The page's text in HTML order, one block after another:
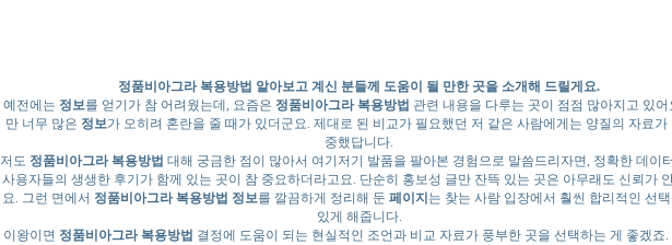
정품비아그라 복용방법 알아보고 계신 분들께 도움이 될 만한 곳을 소개해 드릴게요.
예전에는 정보를 얻기가 참 어려웠는데, 요즘은 정품비아그라 복용방법 관련 내용을 다루는 곳이 점점 많아지고 있어
만 너무 많은 정보가 오히려 혼란을 줄 때가 있더군요. 제대로 된 비교가 필요했던 저 같은 사람에게는 양질의 자료가
중했답니다.
저도 정품비아그라 복용방법 대해 궁금한 점이 많아서 여기저기 발품을 팔아본 경험으로 말씀드리자면, 정확한 데이
사용자들의 생생한 후기가 함께 있는 곳이 참 중요하더라고요. 단순히 홍보성 글만 잔뜩 있는 곳은 아무래도 신뢰가
요. 그런 면에서 정품비아그라 복용방법 정보를 깔끔하게 정리해 둔 페이지 는 찾는 사람 입장에서 훨씬 합리적인 선
있게 해줍니다.
이왕이면 정품비아그라 복용방법 결정에 도움이 되는 현실적인 조언과 비교 자료가 풍부한 곳을 선택하는 게 좋겠죠.